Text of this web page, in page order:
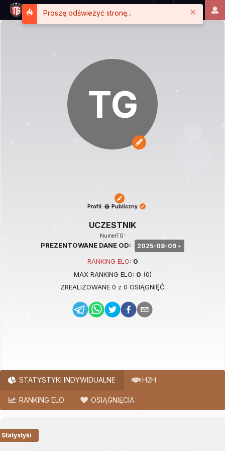
TG
Profil: Publiczny
UCZESTNIK
NumerTG:
PREZENTOWANE DANE OD: 2025-08-09
RANKING ELO: 0
MAX RANKING ELO: 0 (0)
ZREALIZOWANE 0 z 0 OSIĄGNIĘĆ
STATYSTYKI INDYWIDUALNE H2H
RANKING ELO OSIĄGNIĘCIA
Statystyki
Proszę odświeżyć stronę...